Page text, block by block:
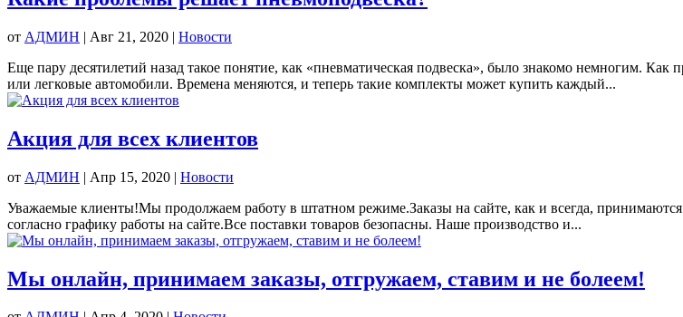
от АДМИН | Авг 21, 2020 | Новости
Еще пару десятилетий назад такое понятие, как «пневматическая подвеска», было знакомо немногим.
или легковые автомобили. Времена меняются, и теперь такие комплекты может купить каждый...
Акция для всех клиентов
от АДМИН | Апр 15, 2020 | Новости
Уважаемые клиенты!Мы продолжаем работу в штатном режиме.Заказы на сайте, как и всегда, принимаются
согласно графику работы на сайте.Все поставки товаров безопасны. Наше производство и...
Мы онлайн, принимаем заказы, отгружаем, ставим и не болеем!